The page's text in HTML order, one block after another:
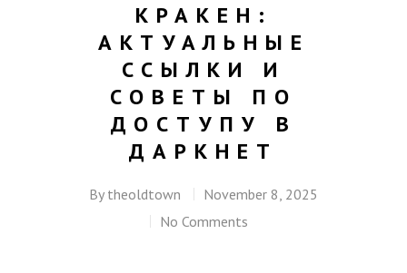
КРАКЕН:
АКТУАЛЬНЫЕ
ССЫЛКИ И
СОВЕТЫ ПО
ДОСТУПУ В
ДАРКНЕТ
By theoldtown
November 8, 2025
No Comments